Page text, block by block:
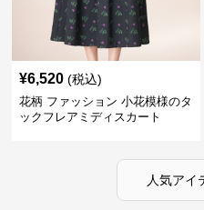
¥6,520 (税込)
花柄 ファッション 小花模様のタ
ックフレアミディスカート
人気アイ